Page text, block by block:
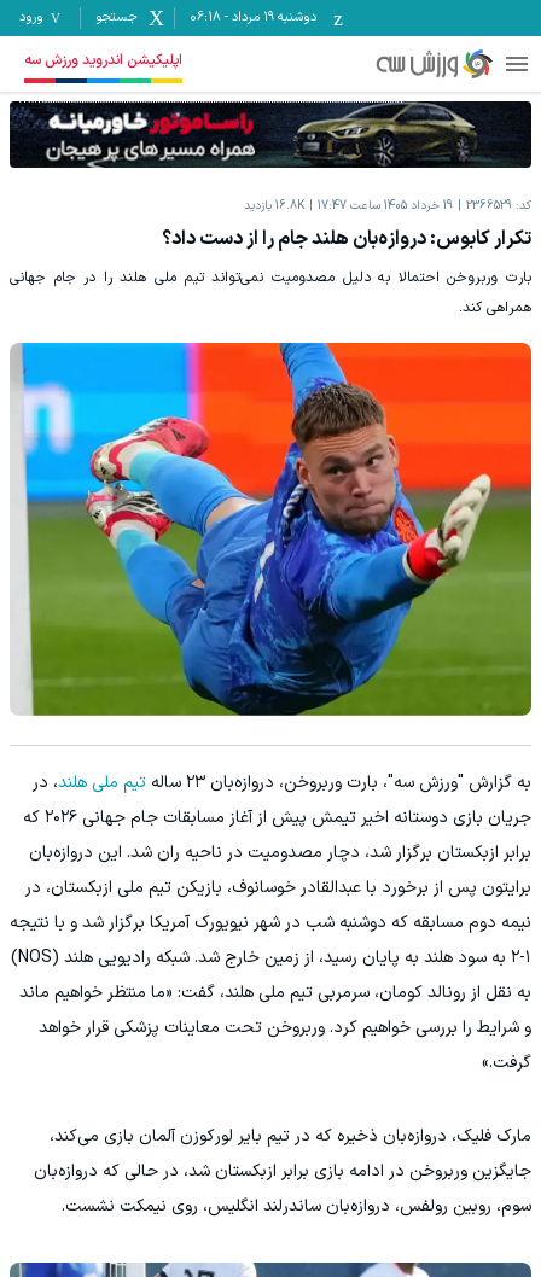
دوشنبه ۱۹ مرداد -
06:18 جستجو ورود
اپلیکیشن اندروید ورزش سه
کد: 2366529 19 خرداد 1405 ساعت 17:47 16.8K بازدید
تکرار کابوس: دروازه‌بان هلند جام را از دست داد؟
بارت وربروخن احتمالا به دلیل مصدومیت نمی‎‌تواند تیم ملی هلند را در جام جهانی
همراهی کند.
به گزارش "ورزش سه"، بارت وربروخن، دروازه‌بان ۲۳ ساله تیم ملی هلند، در
جریان بازی دوستانه اخیر تیمش پیش از آغاز مسابقات جام جهانی ۲۰۲۶ که
برابر ازبکستان برگزار شد، دچار مصدومیت در ناحیه ران شد. این دروازه‌بان
برایتون پس از برخورد با عبدالقادر خوسانوف، بازیکن تیم ملی ازبکستان، در
نیمه دوم مسابقه که دوشنبه شب در شهر نیویورک آمریکا برگزار شد و با نتیجه
۱-۲ به سود هلند به پایان رسید، از زمین خارج شد. شبکه رادیویی هلند (NOS)
به نقل از رونالد کومان، سرمربی تیم ملی هلند، گفت: «ما منتظر خواهیم ماند
و شرایط را بررسی خواهیم کرد. وربروخن تحت معاینات پزشکی قرار خواهد
گرفت.»
مارک فلیک، دروازه‌بان ذخیره که در تیم بایر لورکوزن آلمان بازی می‌کند،
جایگزین وربروخن در ادامه بازی برابر ازبکستان شد، در حالی که دروازه‌بان
سوم، روبین رولفس، دروازه‌بان ساندرلند انگلیس، روی نیمکت نشست.